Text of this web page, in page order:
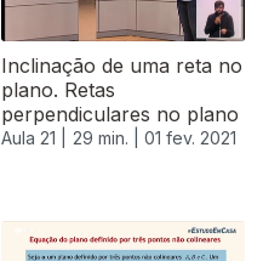
Inclinação de uma reta no
plano. Retas
perpendiculares no plano
Aula 21 | 29 min. | 01 fev. 2021